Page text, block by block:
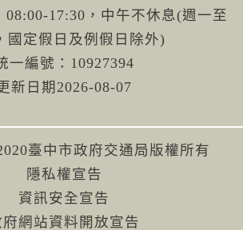
08:00-17:30，中午不休息(週一至
國定假日及例假日除外)
一編號：10927394
新日期 2026-08-07
臺中市政府交通局版權所有
隱私權宣告
資訊安全宣告
府網站資料開放宣告